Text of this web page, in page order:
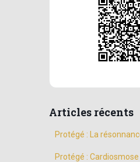
Articles récents
Protégé : La
Protégé : Cardiosmose